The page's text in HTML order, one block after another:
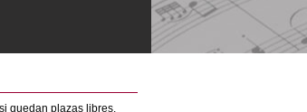
quedan plazas libres.